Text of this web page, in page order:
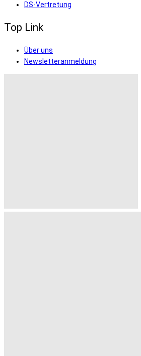
DS-Vertretung
Top Link
Über uns
Newsletteranmeldung